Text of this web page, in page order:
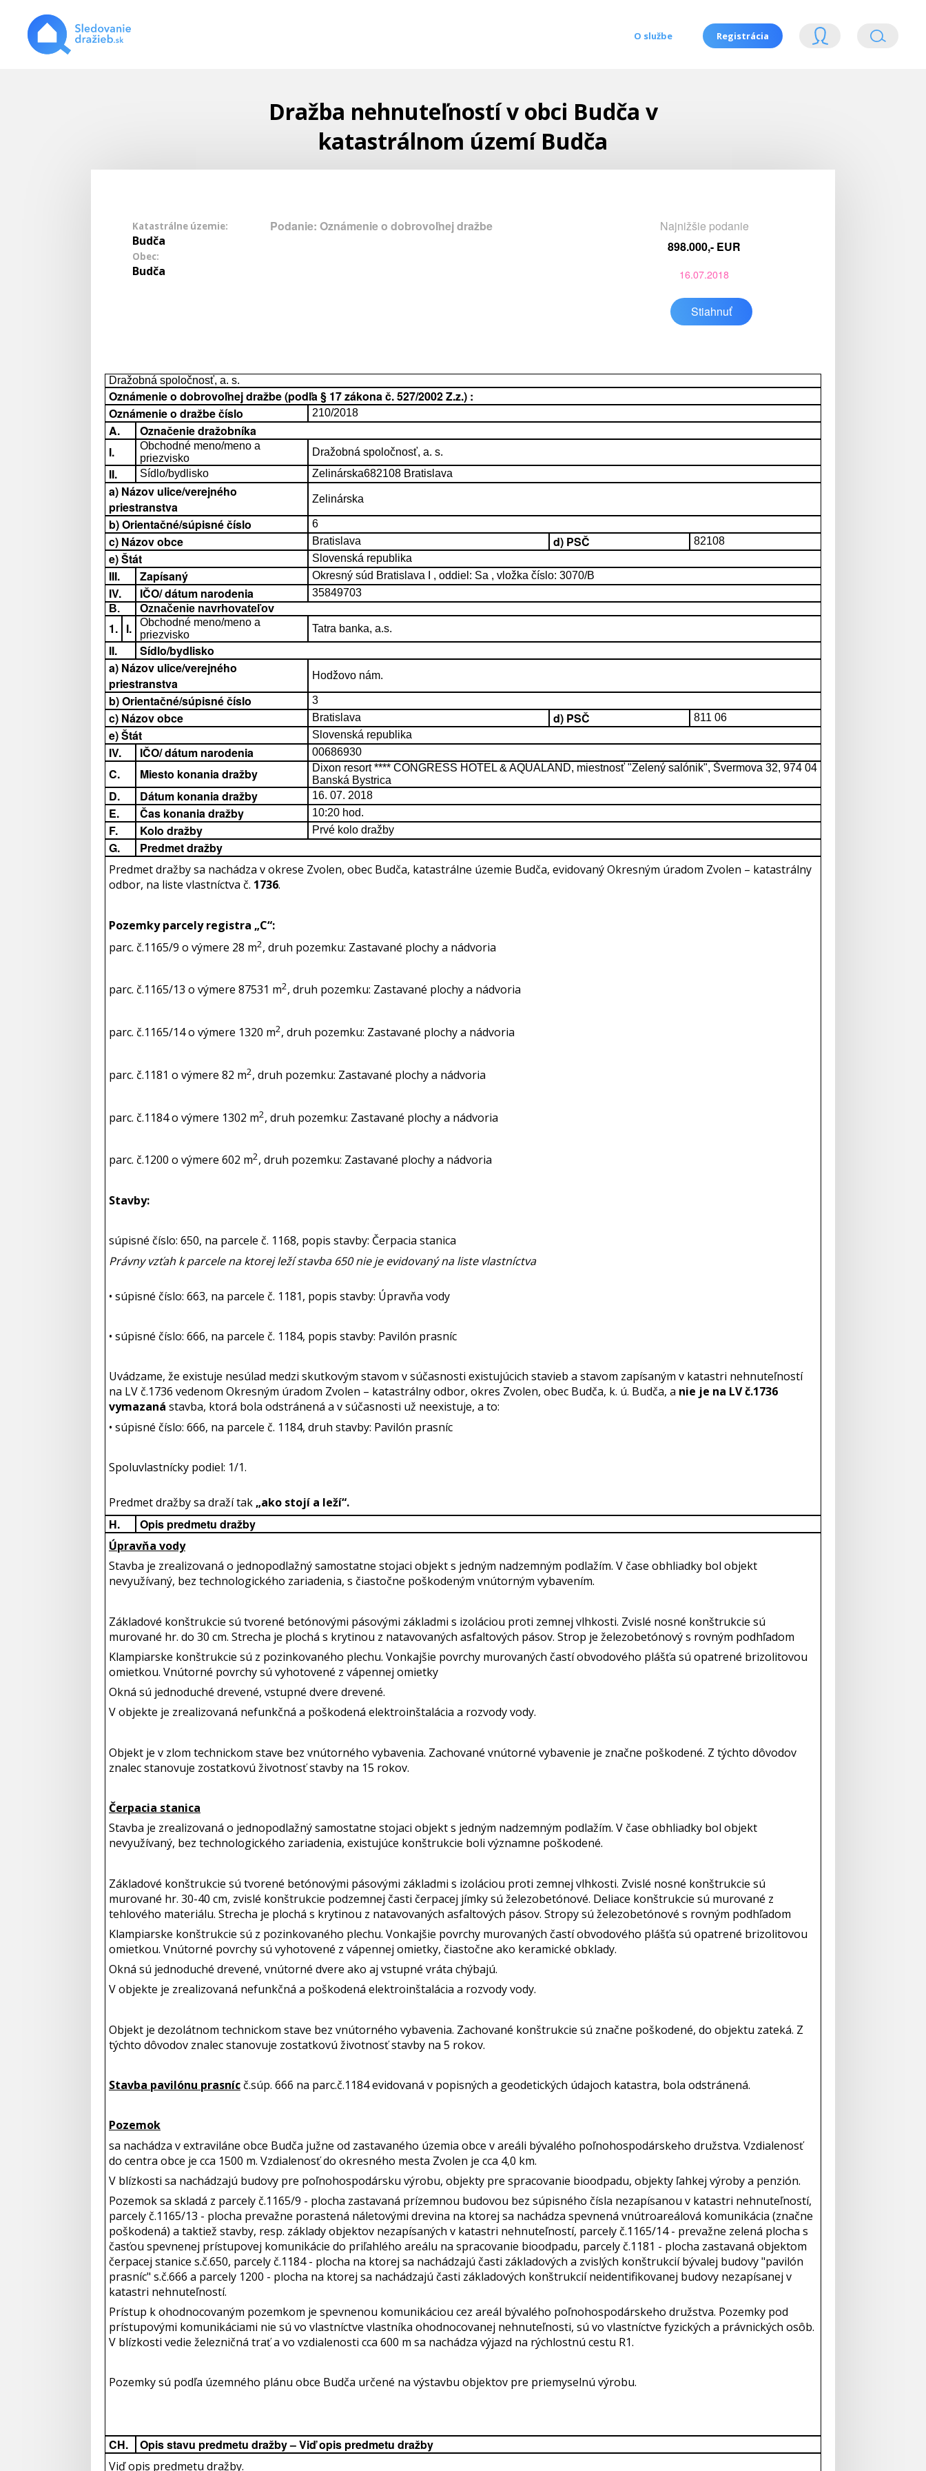
O službe Registrácia
Dražba nehnuteľností v obci Budča v
katastrálnom území Budča
Katastrálne územie:
Budča
Obec:
Budča
Podanie: Oznámenie o dobrovoľnej dražbe
Najnižšie podanie
898.000,- EUR
16.07.2018
Stiahnuť
Dražobná spoločnosť, a. s.
Oznámenie o dobrovoľnej dražbe (podľa § 17 zákona č. 527/2002 Z.z.) :
Oznámenie o dražbe číslo
210/2018
A.
Označenie dražobníka
I.
Obchodné meno/meno a
priezvisko
Dražobná spoločnosť, a. s.
II. Sídlo/bydlisko Zelinárska682108 Bratislava
a) Názov ulice/verejného
priestranstva
Zelinárska
b) Orientačné/súpisné číslo 6
c) Názov obce Bratislava d) PSČ 82108
e) Štát Slovenská republika
III. Zapísaný Okresný súd Bratislava I , oddiel: Sa , vložka číslo: 3070/B
IV. IČO/ dátum narodenia
35849703
B.
Označenie navrhovateľov
1. I.
Obchodné meno/meno a
priezvisko
Tatra banka, a.s.
II.
Sídlo/bydlisko
a) Názov ulice/verejného
priestranstva
Hodžovo nám.
b) Orientačné/súpisné číslo 3
c) Názov obce Bratislava d) PSČ 811 06
e) Štát Slovenská republika
IV. IČO/ dátum narodenia 00686930
C. Miesto konania dražby
Dixon resort **** CONGRESS HOTEL & AQUALAND, miestnosť "Zelený salónik", Švermova 32, 974 04
Banská Bystrica
D. Dátum konania dražby 16. 07. 2018
E. Čas konania dražby 10:20 hod.
F. Kolo dražby Prvé kolo dražby
G. Predmet dražby
Predmet dražby sa nachádza v okrese Zvolen, obec Budča, katastrálne územie Budča, evidovaný Okresným úradom Zvolen – katastrálny
odbor, na liste vlastníctva č. 1736.
Pozemky parcely registra „C“:
parc. č.1165/9 o výmere 28 m2, druh pozemku: Zastavané plochy a nádvoria
parc. č.1165/13 o výmere 87531 m2, druh pozemku: Zastavané plochy a nádvoria
parc. č.1165/14 o výmere 1320 m2, druh pozemku: Zastavané plochy a nádvoria
parc. č.1181 o výmere 82 m2, druh pozemku: Zastavané plochy a nádvoria
parc. č.1184 o výmere 1302 m2, druh pozemku: Zastavané plochy a nádvoria
parc. č.1200 o výmere 602 m2, druh pozemku: Zastavané plochy a nádvoria
Stavby:
súpisné číslo: 650, na parcele č. 1168, popis stavby: Čerpacia stanica
Právny vzťah k parcele na ktorej leží stavba 650 nie je evidovaný na liste vlastníctva
• súpisné číslo: 663, na parcele č. 1181, popis stavby: Úpravňa vody
• súpisné číslo: 666, na parcele č. 1184, popis stavby: Pavilón prasníc
Uvádzame, že existuje nesúlad medzi skutkovým stavom v súčasnosti existujúcich stavieb a stavom zapísaným v katastri nehnuteľností
na LV č.1736 vedenom Okresným úradom Zvolen – katastrálny odbor, okres Zvolen, obec Budča, k. ú. Budča, a nie je na LV č.1736
vymazaná stavba, ktorá bola odstránená a v súčasnosti už neexistuje, a to:
• súpisné číslo: 666, na parcele č. 1184, druh stavby: Pavilón prasníc
Spoluvlastnícky podiel: 1/1.
Predmet dražby sa draží tak „ako stojí a leží“.
H. Opis predmetu dražby
Úpravňa vody
Stavba je zrealizovaná o jednopodlažný samostatne stojaci objekt s jedným nadzemným podlažím. V čase obhliadky bol objekt
nevyužívaný, bez technologického zariadenia, s čiastočne poškodeným vnútorným vybavením.
Základové konštrukcie sú tvorené betónovými pásovými základmi s izoláciou proti zemnej vlhkosti. Zvislé nosné konštrukcie sú
murované hr. do 30 cm. Strecha je plochá s krytinou z natavovaných asfaltových pásov. Strop je železobetónový s rovným podhľadom
Klampiarske konštrukcie sú z pozinkovaného plechu. Vonkajšie povrchy murovaných častí obvodového plášťa sú opatrené brizolitovou
omietkou. Vnútorné povrchy sú vyhotovené z vápennej omietky
Okná sú jednoduché drevené, vstupné dvere drevené.
V objekte je zrealizovaná nefunkčná a poškodená elektroinštalácia a rozvody vody.
Objekt je v zlom technickom stave bez vnútorného vybavenia. Zachované vnútorné vybavenie je značne poškodené. Z týchto dôvodov
znalec stanovuje zostatkovú životnosť stavby na 15 rokov.
Čerpacia stanica
Stavba je zrealizovaná o jednopodlažný samostatne stojaci objekt s jedným nadzemným podlažím. V čase obhliadky bol objekt
nevyužívaný, bez technologického zariadenia, existujúce konštrukcie boli významne poškodené.
Základové konštrukcie sú tvorené betónovými pásovými základmi s izoláciou proti zemnej vlhkosti. Zvislé nosné konštrukcie sú
murované hr. 30-40 cm, zvislé konštrukcie podzemnej časti čerpacej jímky sú železobetónové. Deliace konštrukcie sú murované z
tehlového materiálu. Strecha je plochá s krytinou z natavovaných asfaltových pásov. Stropy sú železobetónové s rovným podhľadom
Klampiarske konštrukcie sú z pozinkovaného plechu. Vonkajšie povrchy murovaných častí obvodového plášťa sú opatrené brizolitovou
omietkou. Vnútorné povrchy sú vyhotovené z vápennej omietky, čiastočne ako keramické obklady.
Okná sú jednoduché drevené, vnútorné dvere ako aj vstupné vráta chýbajú.
V objekte je zrealizovaná nefunkčná a poškodená elektroinštalácia a rozvody vody.
Objekt je dezolátnom technickom stave bez vnútorného vybavenia. Zachované konštrukcie sú značne poškodené, do objektu zateká. Z
týchto dôvodov znalec stanovuje zostatkovú životnosť stavby na 5 rokov.
Stavba pavilónu prasníc č.súp. 666 na parc.č.1184 evidovaná v popisných a geodetických údajoch katastra, bola odstránená.
Pozemok
sa nachádza v extraviláne obce Budča južne od zastavaného územia obce v areáli bývalého poľnohospodárskeho družstva. Vzdialenosť
do centra obce je cca 1500 m. Vzdialenosť do okresného mesta Zvolen je cca 4,0 km.
V blízkosti sa nachádzajú budovy pre poľnohospodársku výrobu, objekty pre spracovanie bioodpadu, objekty ľahkej výroby a penzión.
Pozemok sa skladá z parcely č.1165/9 - plocha zastavaná prízemnou budovou bez súpisného čísla nezapísanou v katastri nehnuteľností,
parcely č.1165/13 - plocha prevažne porastená náletovými drevina na ktorej sa nachádza spevnená vnútroareálová komunikácia (značne
poškodená) a taktiež stavby, resp. základy objektov nezapísaných v katastri nehnuteľností, parcely č.1165/14 - prevažne zelená plocha s
časťou spevnenej prístupovej komunikácie do priľahlého areálu na spracovanie bioodpadu, parcely č.1181 - plocha zastavaná objektom
čerpacej stanice s.č.650, parcely č.1184 - plocha na ktorej sa nachádzajú časti základových a zvislých konštrukcií bývalej budovy "pavilón
prasníc" s.č.666 a parcely 1200 - plocha na ktorej sa nachádzajú časti základových konštrukcií neidentifikovanej budovy nezapísanej v
katastri nehnuteľností.
Prístup k ohodnocovaným pozemkom je spevnenou komunikáciou cez areál bývalého poľnohospodárskeho družstva. Pozemky pod
prístupovými komunikáciami nie sú vo vlastníctve vlastníka ohodnocovanej nehnuteľnosti, sú vo vlastníctve fyzických a právnických osôb.
V blízkosti vedie železničná trať a vo vzdialenosti cca 600 m sa nachádza výjazd na rýchlostnú cestu R1.
Pozemky sú podľa územného plánu obce Budča určené na výstavbu objektov pre priemyselnú výrobu.
CH. Opis stavu predmetu dražby – Viď opis predmetu dražby
Viď opis predmetu dražby.